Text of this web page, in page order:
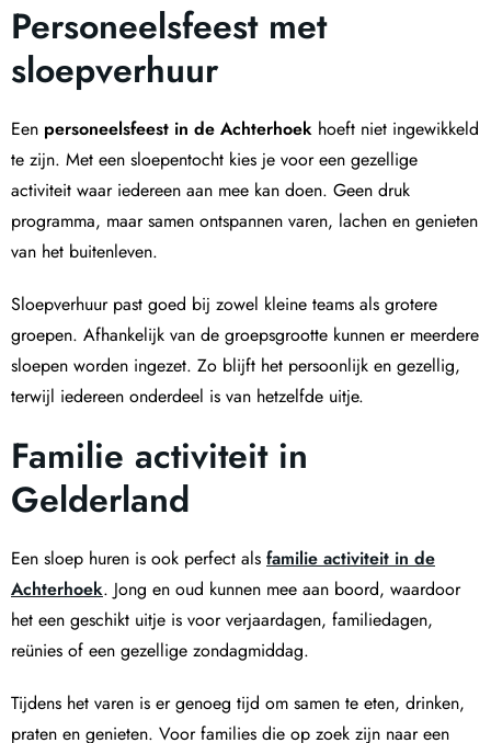
Personeelsfeest met
sloepverhuur
Een personeelsfeest in de Achterhoek hoeft niet ingewikkeld
te zijn. Met een sloepentocht kies je voor een gezellige
activiteit waar iedereen aan mee kan doen. Geen druk
programma, maar samen ontspannen varen, lachen en genieten
van het buitenleven.
Sloepverhuur past goed bij zowel kleine teams als grotere
groepen. Afhankelijk van de groepsgrootte kunnen er meerdere
sloepen worden ingezet. Zo blijft het persoonlijk en gezellig,
terwijl iedereen onderdeel is van hetzelfde uitje.
Familie activiteit in
Gelderland
Een sloep huren is ook perfect als familie activiteit in de
Achterhoek. Jong en oud kunnen mee aan boord, waardoor
het een geschikt uitje is voor verjaardagen, familiedagen,
reünies of een gezellige zondagmiddag.
Tijdens het varen is er genoeg tijd om samen te eten, drinken,
praten en genieten. Voor families die op zoek zijn naar een